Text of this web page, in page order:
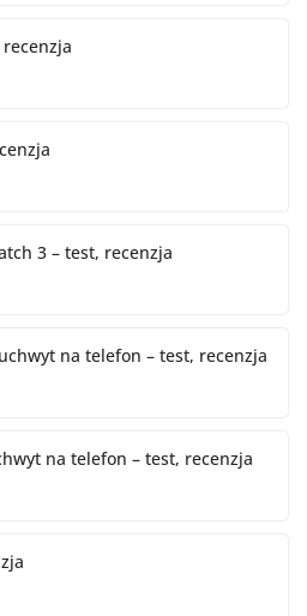
3 – test, recenzja
na telefon – test, recenzja
na telefon – test, recenzja